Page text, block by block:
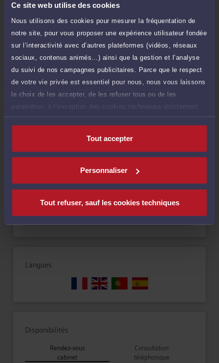
Ce site web utilise des cookies
Nous utilisons des cookies pour mesurer la fréquentation de
notre site, pour vous proposer une expérience utilisateur fondée
sur l’interactivité avec d’autres plateformes (vidéos, réseaux
sociaux, contenus animés…) ainsi que la gestion et l’analyse
du suivi de nos campagnes publicitaires. Parce que le respect
de votre vie privée est essentiel pour nous, nous vous laissons
le choix de les accepter, de les refuser tous ou de les
paramétrer, à l’exception des cookies techniques strictement
nécessaires au fonctionnement du site.
Tout accepter
Personnaliser
Tout refuser, sauf les cookies techniques
Payer des honoraires ou une facture
Vous souhaitez payer une facture ou des
honoraires à l’avocat par Carte Bancaire.
Payer
Compétences
Procédure civile
Droit pénal
Langues
Disponibilités
Rendez-vous
cabinet
Consultation
téléphonique